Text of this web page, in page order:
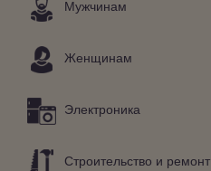
Мужчинам
Женщинам
Электроника
Строительство и ремонт